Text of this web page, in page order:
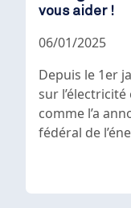
vous aider !
06/01/2025
Depuis le 1er
sur
comme l’a
fédéral de